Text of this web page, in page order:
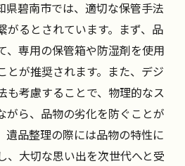
県碧南市では、適切な保管手法
がるとされています。まず、品
、専用の保管箱や防湿剤を使用
とが推奨されます。また、デジ
も考慮することで、物理的なス
がら、品物の劣化を防ぐことが
遺品整理の際には品物の特性に
、大切な思い出を次世代へと受